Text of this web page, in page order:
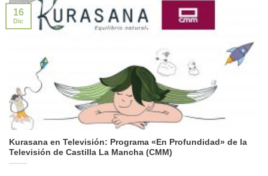
Kurasana en Televisión: Programa «En Profundidad» de la
Televisión de Castilla La Mancha (CMM)
16
Dic